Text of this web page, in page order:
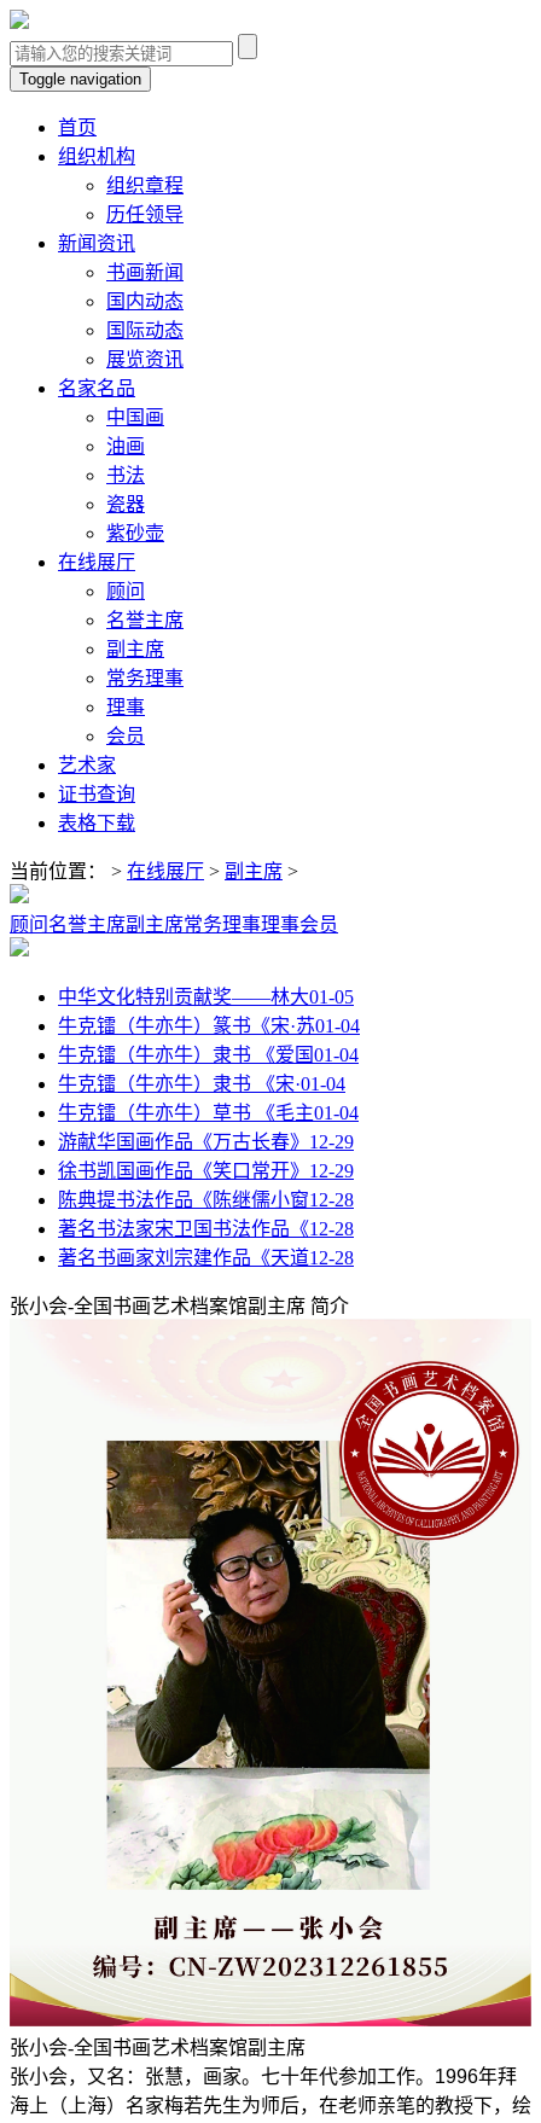
Toggle navigation
首页
组织机构
组织章程
历任领导
新闻资讯
书画新闻
国内动态
国际动态
展览资讯
名家名品
中国画
油画
书法
瓷器
紫砂壶
在线展厅
顾问
名誉主席
副主席
常务理事
理事
会员
艺术家
证书查询
表格下载
当前位置： > 在线展厅 > 副主席 >
顾问 名誉主席副主席常务理事理事会员
中华文化特别贡献奖——林大01-05
牛克镭（牛亦牛）篆书《宋·苏01-04
牛克镭（牛亦牛）隶书 《爱国01-04
牛克镭（牛亦牛）隶书 《宋·01-04
牛克镭（牛亦牛）草书 《毛主01-04
游献华国画作品《万古长春》 12-29
徐书凯国画作品《笑口常开》 12-29
陈典提书法作品《陈继儒小窗12-28
著名书法家宋卫国书法作品《12-28
著名书画家刘宗建作品《天道12-28
张小会-全国书画艺术档案馆副主席 简介
张小会-全国书画艺术档案馆副主席
张小会，又名：张慧，画家。七十年代参加工作。1996年拜
海上（上海）名家梅若先生为师后，在老师亲笔的教授下，绘